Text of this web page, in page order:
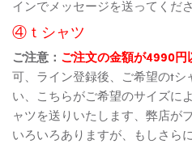
インでメッセージを送ってくだ
④ｔシャツ
ご注意： ご注文の金額が4990円
可、ライン登録後、ご希望のtシ
い、こちらがご希望のサイズに
ャツを送りいたします、弊店が
いろいろありますが、もしさら